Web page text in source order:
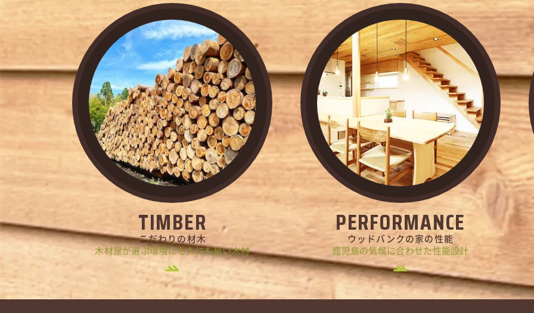
TIMBER
こだわりの材木
木材屋が選ぶ環境にも人にも良い木材
PERFORMANCE
ウッドバンクの家の性能
鹿児島の気候に合わせた性能設計